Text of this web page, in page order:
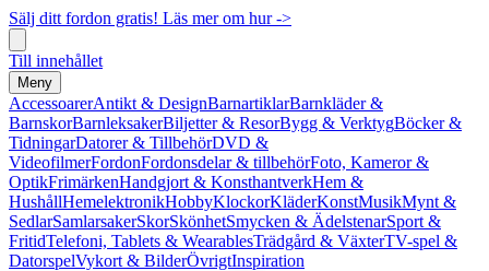
Sälj ditt fordon gratis! Läs mer om hur ->
Till innehållet
Meny
AccessoarerAntikt & DesignBarnartiklarBarnkläder &
BarnskorBarnleksakerBiljetter & ResorBygg & VerktygBöcker &
TidningarDatorer & TillbehörDVD &
VideofilmerFordonFordonsdelar & tillbehörFoto, Kameror &
OptikFrimärkenHandgjort & KonsthantverkHem &
HushållHemelektronikHobbyKlockorKläderKonstMusikMynt &
SedlarSamlarsakerSkorSkönhetSmycken & ÄdelstenarSport &
FritidTelefoni, Tablets & WearablesTrädgård & VäxterTV-spel &
DatorspelVykort & BilderÖvrigtInspiration